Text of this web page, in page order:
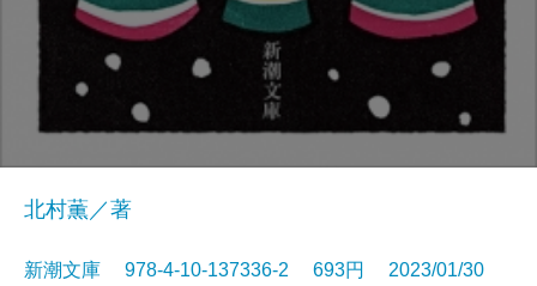
北村薫／著
新潮文庫 978-4-10-137336-2 693円 2023/01/30